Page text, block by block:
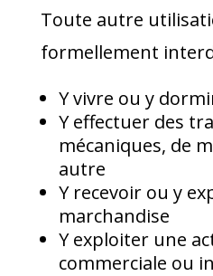
Toute autre
formellement
Y vivre ou y
Y effectuer des
mécaniques, de
autre
Y recevoir ou y
marchandise
Y exploiter une
commerciale ou